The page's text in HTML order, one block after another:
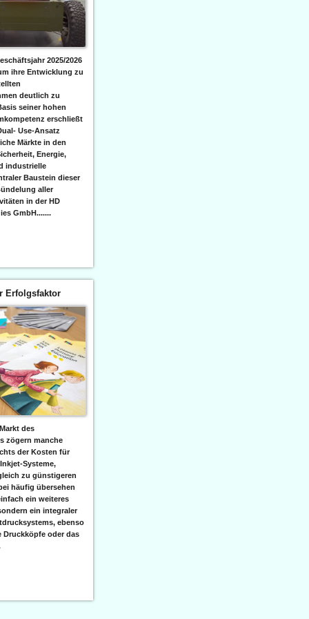
2025/2026
ihre Entwicklung zu
deutlich zu
seiner hohen
erschließt
Use-Ansatz
Märkte in den
Energie,
industrielle
Baustein dieser
aller
in der HD
GmbH.......
Erfolgsfaktor
des
zögern manche
der Kosten für
Systeme,
zu günstigeren
häufig übersehen
ein weiteres
ein integraler
ebenso
Druckköpfe oder das